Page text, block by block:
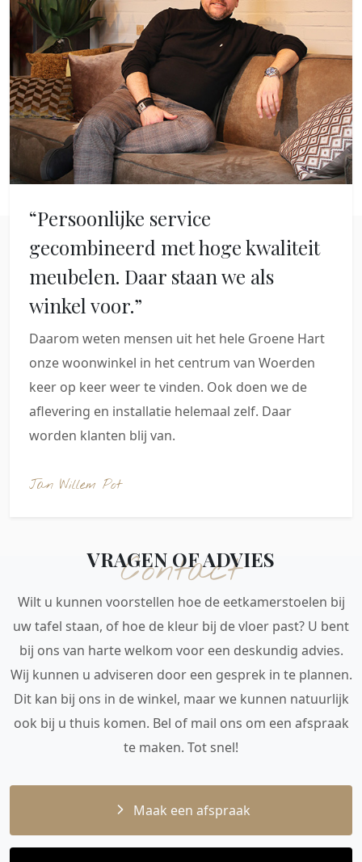
“Persoonlijke service
gecombineerd met hoge kwaliteit
meubelen. Daar staan we als
winkel voor.”
Daarom weten mensen uit het hele Groene Hart
onze woonwinkel in het centrum van Woerden
keer op keer weer te vinden. Ook doen we de
aflevering en installatie helemaal zelf. Daar
worden klanten blij van.
Jan Willem Pot
Contact
VRAGEN OF ADVIES
Wilt u kunnen voorstellen hoe de eetkamerstoelen bij
uw tafel staan, of hoe de kleur bij de vloer past? U bent
bij ons van harte welkom voor een deskundig advies.
Wij kunnen u adviseren door een gesprek in te plannen.
Dit kan bij ons in de winkel, maar we kunnen natuurlijk
ook bij u thuis komen. Bel of mail ons om een afspraak
te maken. Tot snel!
Maak een afspraak